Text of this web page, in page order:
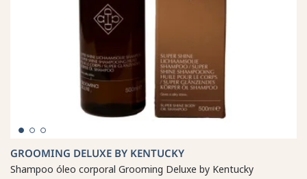
GROOMING DELUXE BY KENTUCKY
Shampoo óleo corporal Grooming Deluxe by Kentucky